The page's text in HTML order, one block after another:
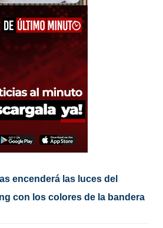
encenderá las luces del
con los colores de la bandera